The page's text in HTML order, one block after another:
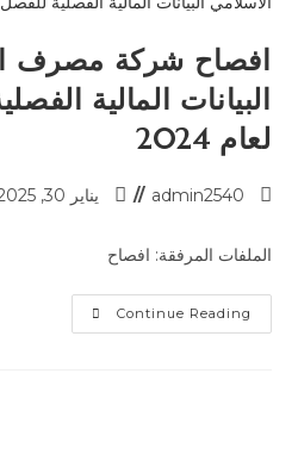
افصاح شركة مصرف
البيانات المالية
لعام 2024
admin2540 يناير 30, 2025
الملفات المرفقة: افصاح
Continue Reading